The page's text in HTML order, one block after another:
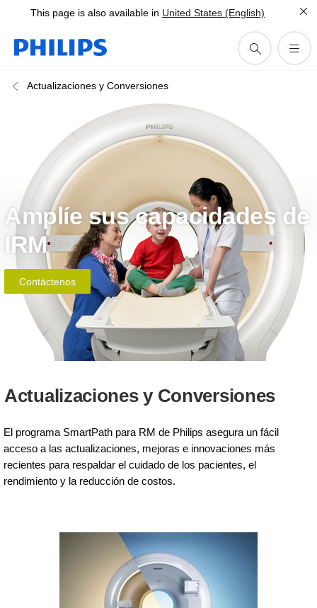
This page is also available in United States (English)
Actualizaciones y Conversiones
Amplíe sus capacidades de
IRM
Contáctenos
Actualizaciones y Conversiones
El programa SmartPath para RM de Philips asegura un fácil
acceso a las actualizaciones, mejoras e innovaciones más
recientes para respaldar el cuidado de los pacientes, el
rendimiento y la reducción de costos.